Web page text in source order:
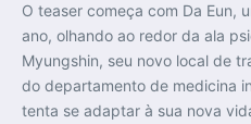
O teaser começa com Da Eun,
ano, olhando ao redor da ala
Myungshin, seu novo local de
do departamento de medicina
tenta se adaptar à sua nova